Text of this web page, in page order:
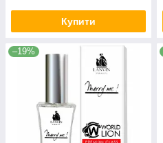
Купити
–19%